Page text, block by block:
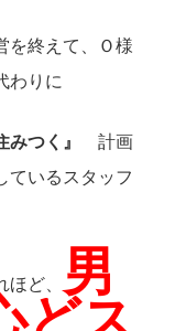
を終えて、Ｏ様
わりに
みつく』
計画
ているスタッフ
ほど、
男